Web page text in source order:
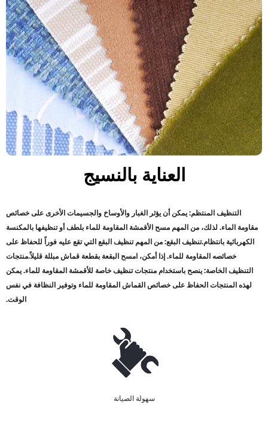
العناية بالنسيج
التنظيف المنتظم: يمكن أن يؤثر الغبار والأوساخ والجسيمات الأخرى على خصائص
مقاومة الماء. لذلك، من المهم مسح الأقمشة المقاومة للماء بلطف أو تنظيفها بالمكنسة
الكهربائية بانتظام.تنظيف البقع: من المهم تنظيف البقع التي تقع عليه فوراً للحفاظ على
خصائصه المقاومة للماء. إذا أمكن، امسح البقعة بقطعة قماش مبللة قليلاً.منتجات
التنظيف الخاصة: ينصح باستخدام منتجات تنظيف خاصة للأقمشة المقاومة للماء. يمكن
لهذه المنتجات الحفاظ على خصائص القماش المقاومة للماء وتوفير النظافة في نفس
الوقت.
سهولة الصيانة